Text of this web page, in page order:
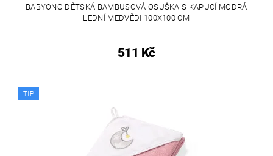
BABYONO DĚTSKÁ BAMBUSOVÁ OSUŠKA S KAPUCÍ MODRÁ
LEDNÍ MEDVĚDI 100X100 CM
511 Kč
TIP